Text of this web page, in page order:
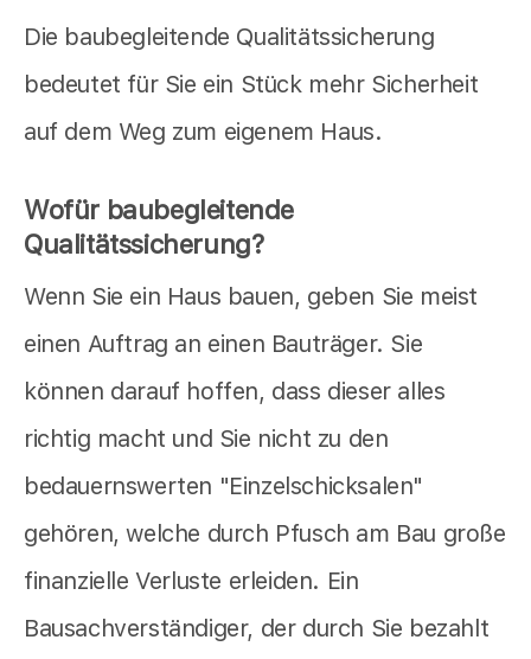
Die baubegleitende Qualitätssicherung
bedeutet für Sie ein Stück mehr Sicherheit
auf dem Weg zum eigenem Haus.
Wofür baubegleitende
Qualitätssicherung?
Wenn Sie ein Haus bauen, geben Sie meist
einen Auftrag an einen Bauträger. Sie
können darauf hoffen, dass dieser alles
richtig macht und Sie nicht zu den
bedauernswerten "Einzelschicksalen"
gehören, welche durch Pfusch am Bau große
finanzielle Verluste erleiden. Ein
Bausachverständiger, der durch Sie bezahlt